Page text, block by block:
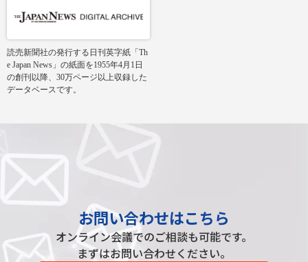
読売新聞社の発行する日刊英字紙「Th
e Japan News」の紙面を1955年4月1日
の創刊以降、30万ページ以上収録した
データベースです。
お問い合わせはこちら
オンライン会議でのご相談も可能です。
まずはお問い合わせください。